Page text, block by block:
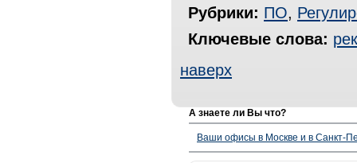
Рубрики: ПО,
Ключевые слова:
наверх
А знаете ли Вы что?
Ваши офисы в Москве и в Санкт-